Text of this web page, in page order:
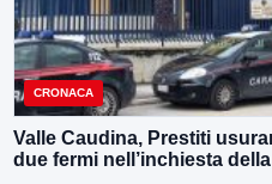
CRONACA
Valle Caudina, Prestiti
due fermi nell’inchiesta